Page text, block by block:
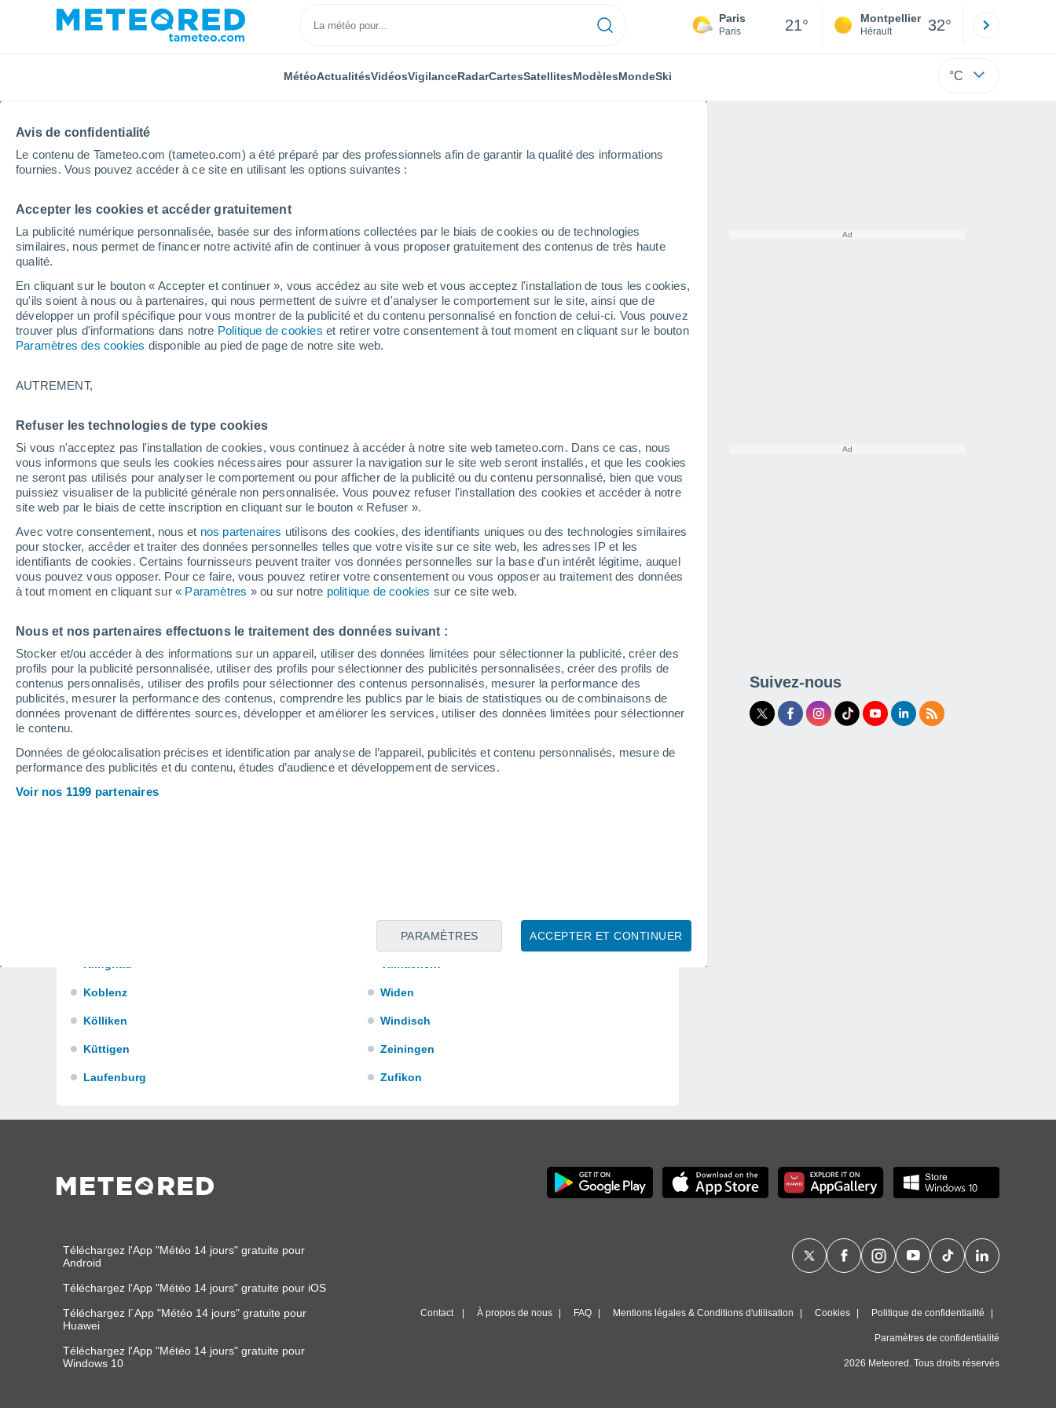
Avis de confidentialité
Le contenu de Tameteo.com (tameteo.com) a été préparé par des professionnels afin de garantir la qualité des informations
fournies. Vous pouvez accéder à ce site en utilisant les options suivantes :
Accepter les cookies et accéder gratuitement
La publicité numérique personnalisée, basée sur des informations collectées par le biais de cookies ou de technologies
similaires, nous permet de financer notre activité afin de continuer à vous proposer gratuitement des contenus de très haute
qualité.
En cliquant sur le bouton « Accepter et continuer », vous accédez au site web et vous acceptez l'installation de tous les cookies,
qu'ils soient à nous ou à partenaires, qui nous permettent de suivre et d'analyser le comportement sur le site, ainsi que de
développer un profil spécifique pour vous montrer de la publicité et du contenu personnalisé en fonction de celui-ci. Vous pouvez
trouver plus d'informations dans notre Politique de cookies et retirer votre consentement à tout moment en cliquant sur le bouton
Paramètres des cookies disponible au pied de page de notre site web.
AUTREMENT,
Refuser les technologies de type cookies
Si vous n'acceptez pas l'installation de cookies, vous continuez à accéder à notre site web tameteo.com. Dans ce cas, nous
vous informons que seuls les cookies nécessaires pour assurer la navigation sur le site web seront installés, et que les cookies
ne seront pas utilisés pour analyser le comportement ou pour afficher de la publicité ou du contenu personnalisé, bien que vous
puissiez visualiser de la publicité générale non personnalisée. Vous pouvez refuser l'installation des cookies et accéder à notre
site web par le biais de cette inscription en cliquant sur le bouton « Refuser ».
Avec votre consentement, nous et nos partenaires utilisons des cookies, des identifiants uniques ou des technologies similaires
pour stocker, accéder et traiter des données personnelles telles que votre visite sur ce site web, les adresses IP et les
identifiants de cookies. Certains fournisseurs peuvent traiter vos données personnelles sur la base d'un intérêt légitime, auquel
vous pouvez vous opposer. Pour ce faire, vous pouvez retirer votre consentement ou vous opposer au traitement des données
à tout moment en cliquant sur « Paramètres » ou sur notre politique de cookies sur ce site web.
Nous et nos partenaires effectuons le traitement des données suivant :
Stocker et/ou accéder à des informations sur un appareil, utiliser des données limitées pour sélectionner la publicité, créer des
profils pour la publicité personnalisée, utiliser des profils pour sélectionner des publicités personnalisées, créer des profils de
contenus personnalisés, utiliser des profils pour sélectionner des contenus personnalisés, mesurer la performance des
publicités, mesurer la performance des contenus, comprendre les publics par le biais de statistiques ou de combinaisons de
données provenant de différentes sources, développer et améliorer les services, utiliser des données limitées pour sélectionner
le contenu.
Données de géolocalisation précises et identification par analyse de l’appareil, publicités et contenu personnalisés, mesure de
performance des publicités et du contenu, études d’audience et développement de services.
Voir nos 1199 partenaires
ACCEPTER ET CONTINUER
PARAMÈTRES
Paris
Paris 21° Montpellier
Hérault 32°
MétéoActualitésVidéosVigilanceRadarCartesSatellitesModèlesMondeSki °C
Accueil Suisse Argovie Localités
La météo dans toutes les localités d'Argovie
Toutes les localités d'Argovie
A - G H - N O - U V - Z
Beinwil (Freiamt)
Beinwil Am See
Birr
Birrwil
Bottenwil
Bözen
Brittnau
Buchs (Ag)
Dintikon
Endingen
Fahrwangen
Gipf-Oberfrick
Gränichen
Koblenz
Kölliken
Küttigen
Laufenburg
Menziken
Möhlin
Mumpf
Muri (Ag)
Niederlenz
Olsberg
Reitnau
Rudolfstetten-Friedlisberg
Schafisheim
Schöftland
Seon
Villigen
Widen
Windisch
Zeiningen
Zufikon
Suivez-nous
Téléchargez l'App "Météo 14 jours" gratuite pour
Android
Téléchargez l'App "Météo 14 jours" gratuite pour iOS
Téléchargez l´App "Météo 14 jours" gratuite pour
Huawei
Téléchargez l'App "Météo 14 jours" gratuite pour
Windows 10
Contact À propos de nous FAQ Mentions légales & Conditions d'utilisation Cookies Politique de confidentialité
Paramètres de confidentialité
2026 Meteored. Tous droits réservés